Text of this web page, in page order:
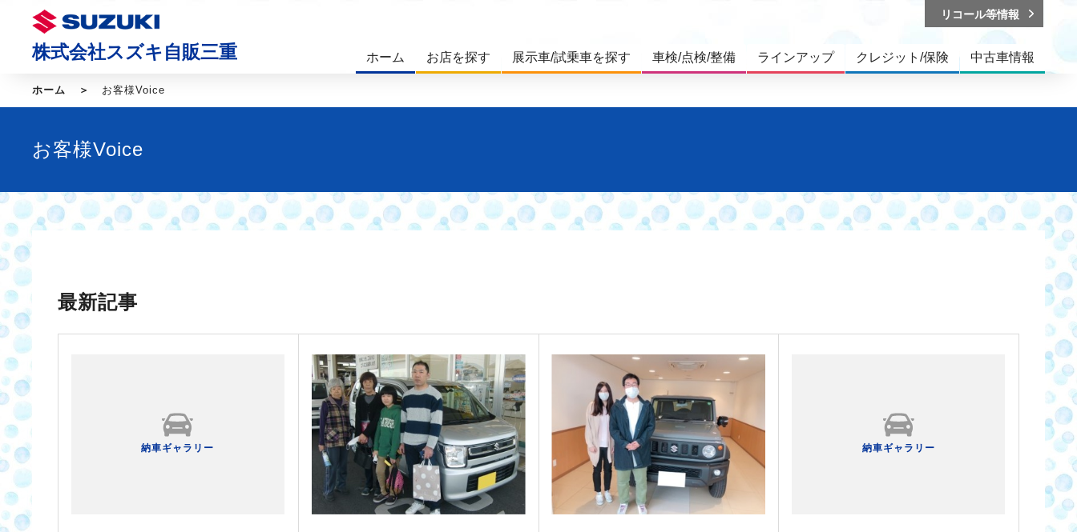
株式会社スズキ自販三重 ホーム お店を探す 展示車/試乗車を探す 車検/点検/整備 ラインアップ クレジット/保険 中古車情報
リコール等情報
ホーム お客様Voice
お客様Voice
最新記事
納車ギャラリー 納車ギャラリー